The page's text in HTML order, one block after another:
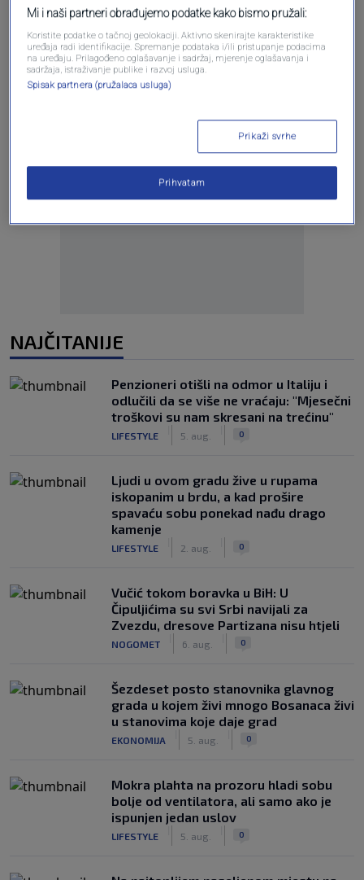
Oglas
NAJČITANIJE
Penzioneri otišli na odmor u Italiju i
odlučili da se više ne vraćaju: "Mjesečni
troškovi su nam skresani na trećinu"
LIFESTYLE 5. aug. 0
Ljudi u ovom gradu žive u rupama
iskopanim u brdu, a kad prošire
spavaću sobu ponekad nađu drago
kamenje
LIFESTYLE 2. aug. 0
Vučić tokom boravka u BiH: U
Čipuljićima su svi Srbi navijali za
Zvezdu, dresove Partizana nisu htjeli
NOGOMET 6. aug. 0
Šezdeset posto stanovnika glavnog
grada u kojem živi mnogo Bosanaca živi
u stanovima koje daje grad
EKONOMIJA 5. aug. 0
Mokra plahta na prozoru hladi sobu
bolje od ventilatora, ali samo ako je
ispunjen jedan uslov
LIFESTYLE 5. aug. 0
Mi i naši partneri obrađujemo podatke kako bismo pružali:
Koristite podatke o tačnoj geolokaciji. Aktivno skenirajte karakteristike
uređaja radi identifikacije. Spremanje podataka i/ili pristupanje podacima
na uređaju. Prilagođeno oglašavanje i sadržaj, mjerenje oglašavanja i
sadržaja, istraživanje publike i razvoj usluga.
Spisak partnera (pružalaca usluga)
Prikaži svrhe
Prihvatam